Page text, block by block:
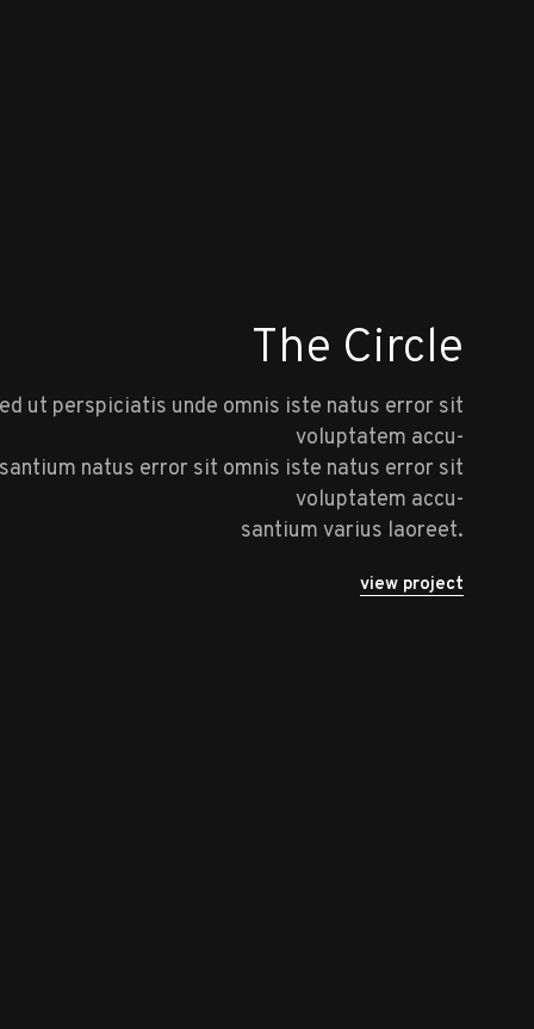
The Circle
ut perspiciatis unde omnis iste natus error sit
voluptatem accu-
natus error sit omnis iste natus error sit
voluptatem accu-
santium varius laoreet.
view project